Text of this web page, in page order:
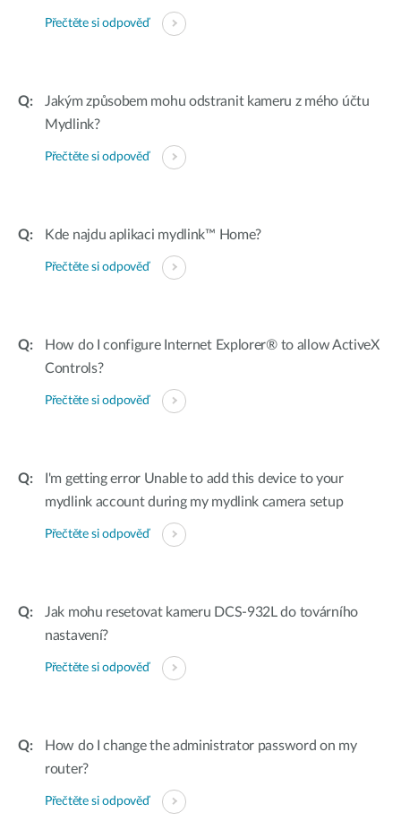
Přečtěte si odpověď
Jakým způsobem mohu odstranit kameru z mého účtu
Mydlink?
Přečtěte si odpověď
Kde najdu aplikaci mydlink™ Home?
Přečtěte si odpověď
How do I configure Internet Explorer® to allow ActiveX
Controls?
Přečtěte si odpověď
I'm getting error Unable to add this device to your
mydlink account during my mydlink camera setup
Přečtěte si odpověď
Jak mohu resetovat kameru DCS-932L do továrního
nastavení?
Přečtěte si odpověď
How do I change the administrator password on my
router?
Přečtěte si odpověď